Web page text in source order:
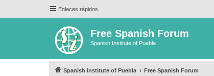
Enlaces rápidos
Free Spanish Forum
Spanish Institute of Puebla
Spanish Institute of Puebla Free Spanish Forum